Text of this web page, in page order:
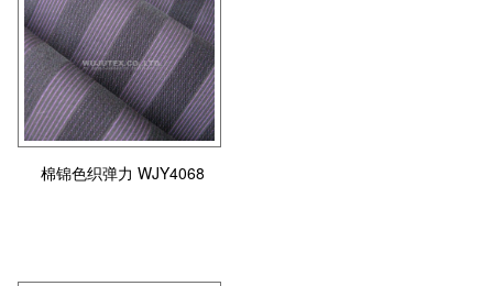
棉锦色织弹力 WJY4068